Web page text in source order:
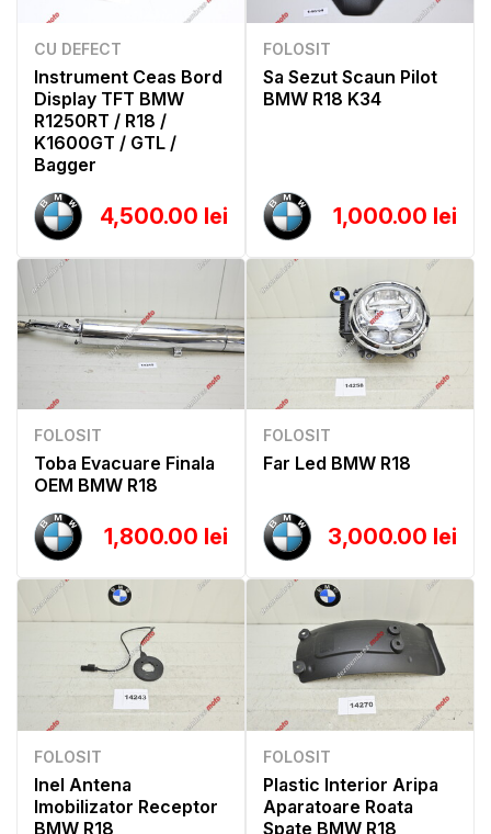
CU DEFECT
Instrument Ceas Bord
Display TFT BMW
R1250RT / R18 /
K1600GT / GTL /
Bagger
4,500.00 lei
FOLOSIT
Sa Sezut Scaun Pilot
BMW R18 K34
1,000.00 lei
FOLOSIT
Toba Evacuare Finala
OEM BMW R18
1,800.00 lei
FOLOSIT
Far Led BMW R18
3,000.00 lei
FOLOSIT
Inel Antena
Imobilizator Receptor
BMW R18
FOLOSIT
Plastic Interior Aripa
Aparatoare Roata
Spate BMW R18